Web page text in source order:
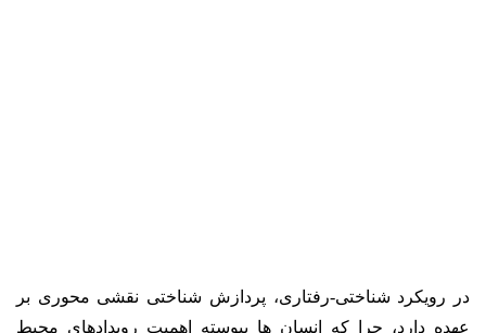
در رویکرد شناختی-رفتاری، پردازش شناختی نقشی محوری بر
عهده دارد، چرا که انسان ­ها پیوسته اهمیت رویدادهای محیط